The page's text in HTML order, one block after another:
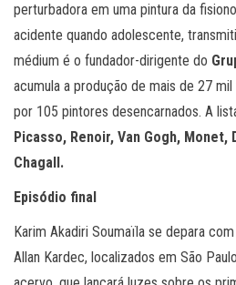
perturbadora em uma pintura da
acidente quando adolescente,
médium é o fundador-dirigente do
acumula a produção de mais de 27
por 105 pintores desencarnados. A
Picasso, Renoir, Van Gogh, Monet,
Chagall.
Episódio final
Karim Akadiri Soumaïla se depara com
Allan Kardec, localizados em São